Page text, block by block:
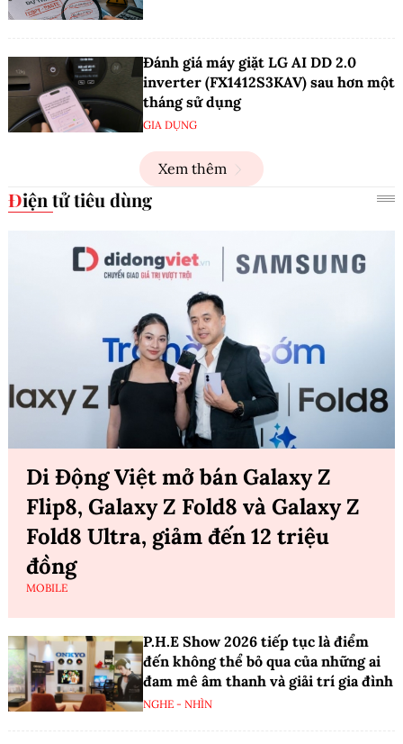
Đánh giá máy giặt LG AI DD 2.0
inverter (FX1412S3KAV) sau hơn một
tháng sử dụng
GIA DỤNG
Xem thêm
Điện tử tiêu dùng
Di Động Việt mở bán Galaxy Z
Flip8, Galaxy Z Fold8 và Galaxy Z
Fold8 Ultra, giảm đến 12 triệu
đồng
MOBILE
P.H.E Show 2026 tiếp tục là điểm
đến không thể bỏ qua của những ai
đam mê âm thanh và giải trí gia đình
NGHE - NHÌN